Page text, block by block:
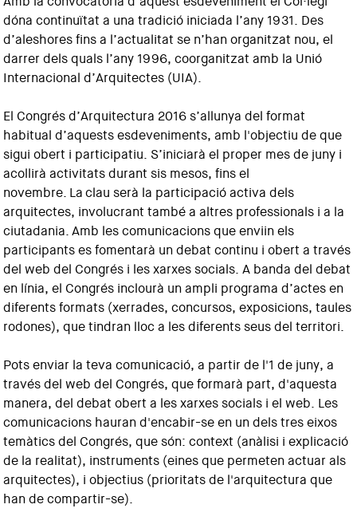
dóna continuïtat a una tradició iniciada l’any 1931. Des
d’aleshores fins a l’actualitat se n’han organitzat nou, el
darrer dels quals l’any 1996, coorganitzat amb la Unió
Internacional d’Arquitectes (UIA).
El Congrés d’Arquitectura 2016 s’allunya del format
habitual d’aquests esdeveniments, amb l'objectiu de que
sigui obert i participatiu. S’iniciarà el proper mes de juny i
acollirà activitats durant sis mesos, fins el
novembre. La clau serà la participació activa dels
arquitectes, involucrant també a altres professionals i a la
ciutadania. Amb les comunicacions que enviin els
participants es fomentarà un debat continu i obert a través
del web del Congrés i les xarxes socials. A banda del debat
en línia, el Congrés inclourà un ampli programa d’actes en
diferents formats (xerrades, concursos, exposicions, taules
rodones), que tindran lloc a les diferents seus del territori.
Pots enviar la teva comunicació, a partir de l'1 de juny, a
través del web del Congrés, que formarà part, d'aquesta
manera, del debat obert a les xarxes socials i el web. Les
comunicacions hauran d'encabir-se en un dels tres eixos
temàtics del Congrés, que són: context (anàlisi i explicació
de la realitat), instruments (eines que permeten actuar als
arquitectes), i objectius (prioritats de l'arquitectura que
han de compartir-se).